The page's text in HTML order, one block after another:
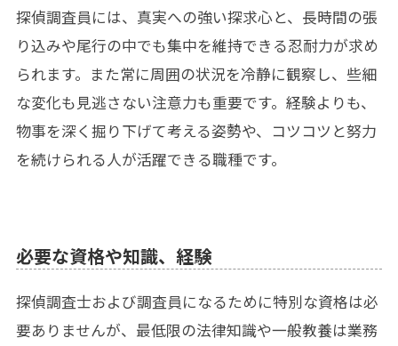
探偵調査員には、真実への強い探求心と、長時間の張
り込みや尾行の中でも集中を維持できる忍耐力が求め
られます。また常に周囲の状況を冷静に観察し、些細
な変化も見逃さない注意力も重要です。経験よりも、
物事を深く掘り下げて考える姿勢や、コツコツと努力
を続けられる人が活躍できる職種です。
必要な資格や知識、経験
探偵調査士および調査員になるために特別な資格は必
要ありませんが、最低限の法律知識や一般教養は業務